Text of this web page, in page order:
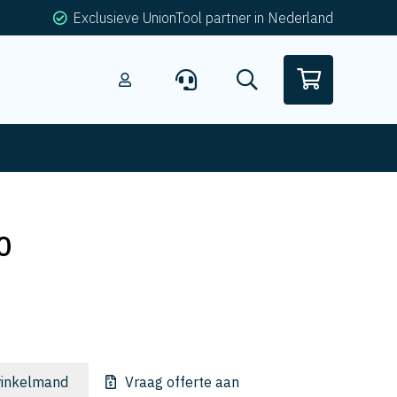
Exclusieve UnionTool partner in Nederland
Vraag offerte aan